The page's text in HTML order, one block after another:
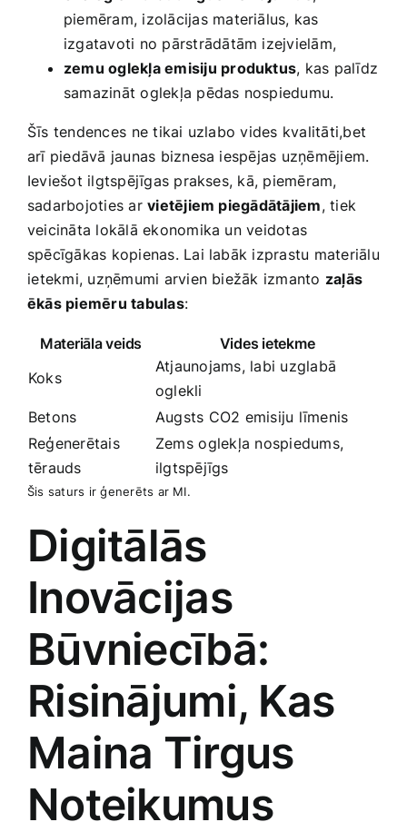
piemēram, izolācijas materiālus, kas⁤
izgatavoti no pārstrādātām izejvielām,
zemu oglekļa emisiju produktus, kas palīdz
samazināt oglekļa pēdas​ nospiedumu.
Šīs tendences ⁤ne tikai uzlabo vides kvalitāti,bet
arī piedāvā jaunas biznesa iespējas uzņēmējiem.
Ieviešot ilgtspējīgas prakses, kā, piemēram,
sadarbojoties arvietējiem ‌piegādātājiem, tiek
veicināta lokālā ekonomika un veidotas
spēcīgākas kopienas. Lai labāk izprastu materiālu
⁢ietekmi, uzņēmumi arvien biežāk ​izmanto​ zaļās
ēkās piemēru tabulas:
Materiāla veids
Vides ietekme
Koks
Atjaunojams, labi uzglabā
oglekli
Betons
Augsts CO2 emisiju līmenis
Reģenerētais
tērauds
Zems⁢ oglekļa ​nospiedums,
‌ilgtspējīgs
Šis saturs ir ģenerēts ar MI.
Digitālās
Inovācijas
Būvniecībā:
Risinājumi, Kas
Maina Tirgus
Noteikumus